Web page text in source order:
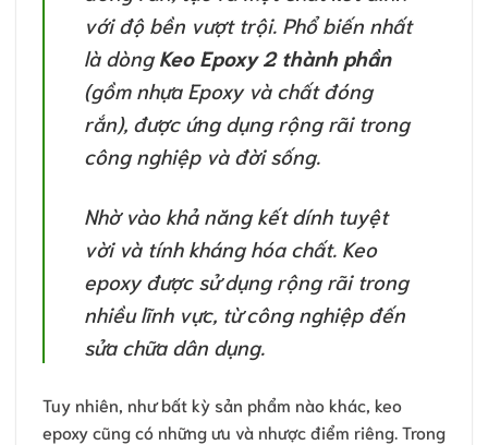
với độ bền vượt trội. Phổ biến nhất
là dòngKeo Epoxy 2 thành phần
(gồm nhựa Epoxy và chất đóng
rắn), được ứng dụng rộng rãi trong
công nghiệp và đời sống.
Nhờ vào khả năng kết dính tuyệt
vời và tính kháng hóa chất. Keo
epoxy được sử dụng rộng rãi trong
nhiều lĩnh vực, từ công nghiệp đến
sửa chữa dân dụng.
Tuy nhiên, như bất kỳ sản phẩm nào khác, keo
epoxy cũng có những ưu và nhược điểm riêng. Trong